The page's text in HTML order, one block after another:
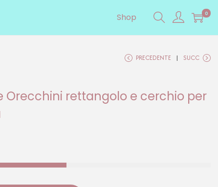
Shop 0
PRECEDENTE SUCC
Orecchini rettangolo e cerchio per